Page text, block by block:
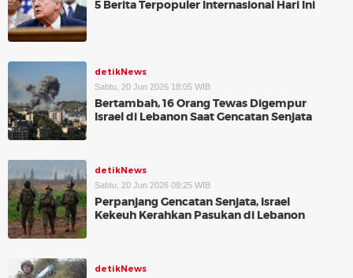
5 Berita Terpopuler Internasional Hari Ini
detikNews
Sabtu, 20 Jun 2026 18:05 WIB
Bertambah, 16 Orang Tewas Digempur
Israel di Lebanon Saat Gencatan Senjata
detikNews
Sabtu, 20 Jun 2026 09:25 WIB
Perpanjang Gencatan Senjata, Israel
Kekeuh Kerahkan Pasukan di Lebanon
detikNews